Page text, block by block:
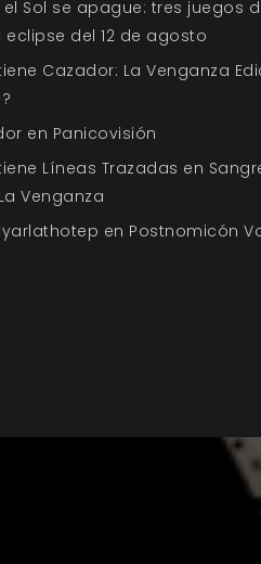
Sol se apague: tres juegos
eclipse del 12 de agosto
Cazador: La Venganza
en Panicovisión
Líneas Trazadas en
Venganza
en Postnomicón